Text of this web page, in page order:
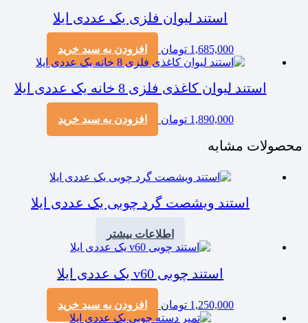
استند لیوان فلزی یک عددی ایلا
1,685,000 تومان افزودن به سبد خرید
استند لیوان کاغذی فلزی 8 خانه یک عددی ایلا
1,890,000 تومان افزودن به سبد خرید
محصولات مشابه
استند ویشصت گرد چوبی یک عددی ایلا
اطلاعات بیشتر
استند چوبی v60 یک عددی ایلا
1,250,000 تومان افزودن به سبد خرید